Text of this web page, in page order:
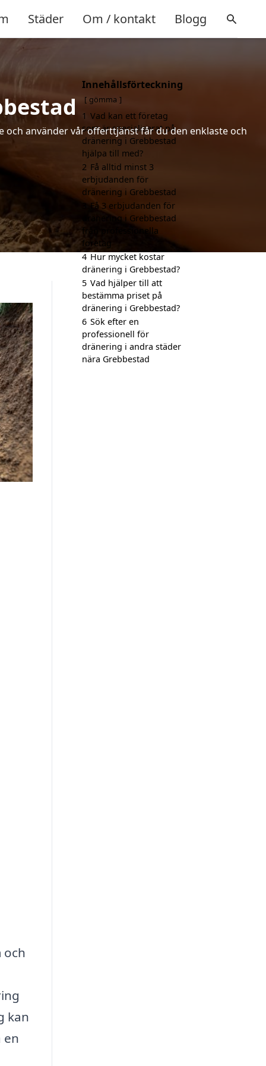
Städer Om / kontakt Blogg
använder vår offerttjänst får du den enklaste och
och
kan
en
Innehållsförteckning
gömma
1 Vad kan ett företag
som är specialiserat på
dränering i Grebbestad
hjälpa till med?
2 Få alltid minst 3
erbjudanden för
dränering i Grebbestad
3 Få 3 erbjudanden för
dränering i Grebbestad
från professionella
företag
4 Hur mycket kostar
dränering i Grebbestad?
5 Vad hjälper till att
bestämma priset på
dränering i Grebbestad?
6 Sök efter en
professionell för
dränering i andra städer
nära Grebbestad